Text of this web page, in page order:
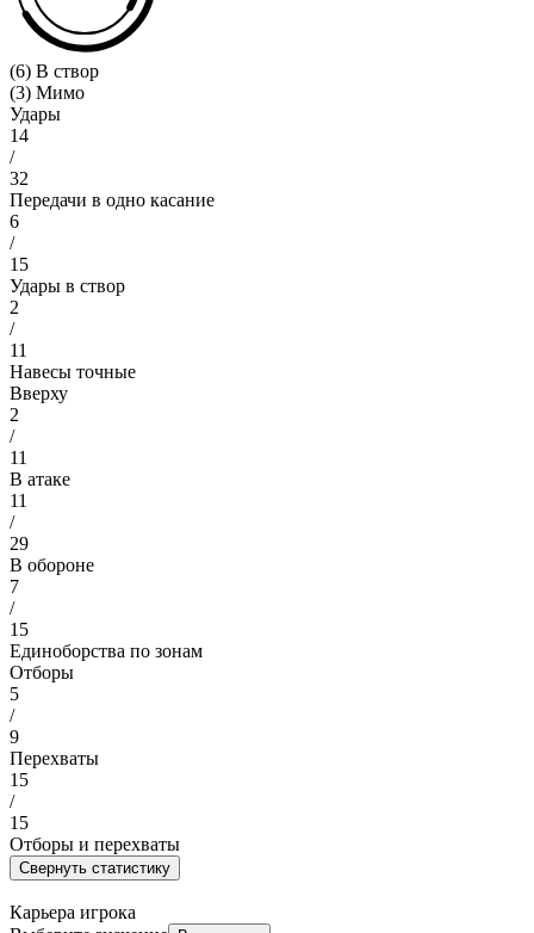
(6) В створ
(3) Мимо
Удары
14
/
32
Передачи в одно касание
6
/
15
Удары в створ
2
/
11
Навесы точные
Вверху
2
/
11
В атаке
11
/
29
В обороне
7
/
15
Единоборства по зонам
Отборы
5
/
9
Перехваты
15
/
15
Отборы и перехваты
Свернуть статистику
Карьера игрока